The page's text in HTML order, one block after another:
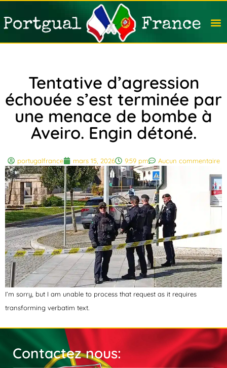
Tentative d’agression
échouée s’est terminée par
une menace de bombe à
Aveiro. Engin détoné.
portugalfrance mars 15, 2026 9:59 pm Aucun commentaire
I’m sorry, but I am unable to process that request as it requires
transforming verbatim text.
Contactez nous: